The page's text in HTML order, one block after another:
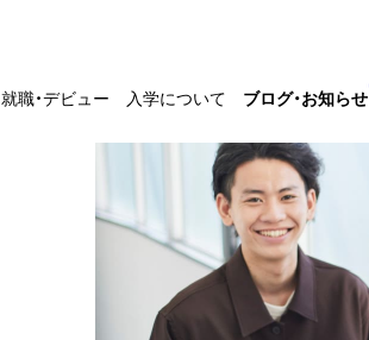
就職・デビュー 入学について ブログ・お知らせ